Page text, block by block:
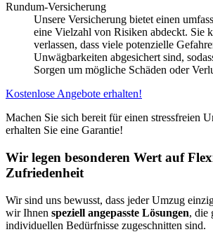
Rundum-Versicherung
Unsere Versicherung bietet einen
eine Vielzahl von Risiken abdeckt. Sie
verlassen, dass viele potenzielle
Unwägbarkeiten abgesichert sind,
Sorgen um mögliche Schäden oder
Kostenlose Angebote erhalten!
Machen Sie sich bereit für einen stressfreien
erhalten Sie eine Garantie!
Wir legen besonderen Wert auf
Zufriedenheit
Wir sind uns bewusst, dass jeder Umzug
wir Ihnen speziell angepasste Lösungen, die
individuellen Bedürfnisse zugeschnitten sind.